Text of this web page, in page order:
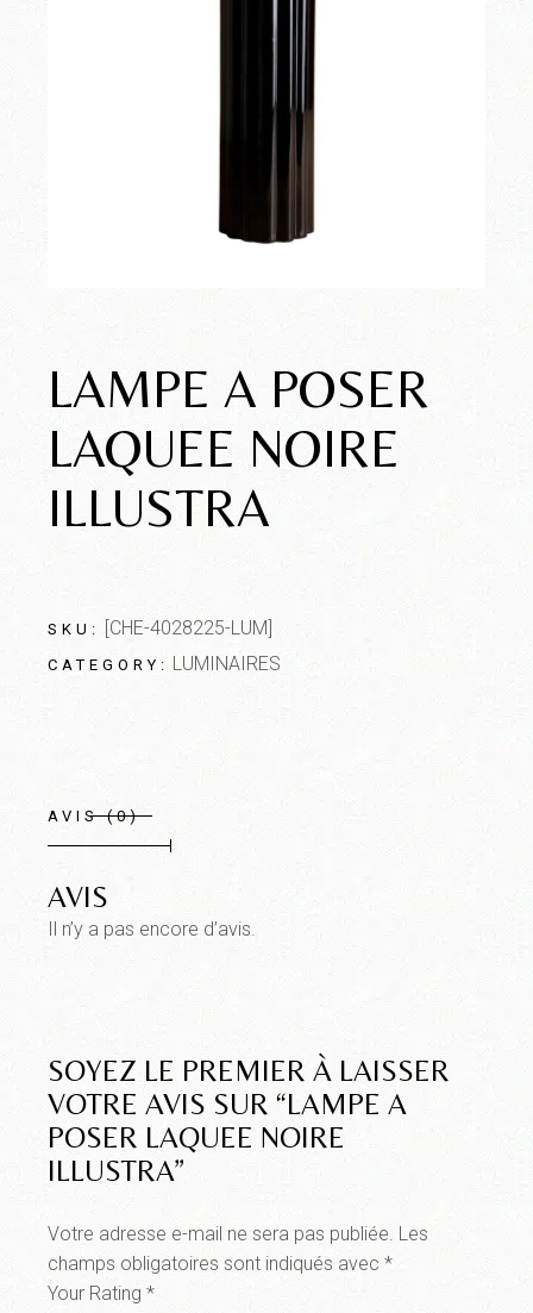
LAMPE A POSER
LAQUEE NOIRE
ILLUSTRA
SKU: [CHE-4028225-LUM]
CATEGORY: LUMINAIRES
AVIS (0)
AVIS
Il n’y a pas encore d’avis.
SOYEZ LE PREMIER À LAISSER
VOTRE AVIS SUR “LAMPE A
POSER LAQUEE NOIRE
ILLUSTRA”
Votre adresse e-mail ne sera pas publiée. Les
champs obligatoires sont indiqués avec*
Your Rating*